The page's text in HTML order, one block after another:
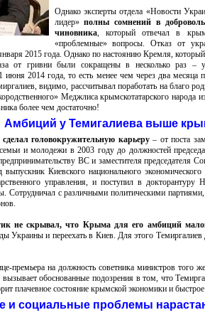
Однако эксперты отдела «Новости
лидер»полны сомнений в
чиновника, который отвечал в
«проблемные» вопросы. Отказ от
2015 года. Однако по настоянию Кремля,
от гривни были сокращены в несколько раз –
июня 2014 года, то есть менее чем через два месяца
видимо, рассчитывал поработать на благо
Меджлиса крымскотатарского народа
более чем достаточно!
Амбиций у Темигалиева выше
головокружительную карьеру– от поста
и молодежи в 2003 году до должностей
ВС и заместителя председателя
Киевского национального экономического
управления, и поступил в докторантуру
Сотрудничал с различными политическими
не скрывал, что Крыма для его амбиций
Украины и переехать в Киев. Для этого Темиргалиев
премьера на должность советника министров того
обоснованные подозрения в том, что
плачевное состояние крымской экономики и
и социальные проблемы